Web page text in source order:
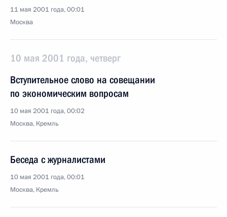
11 мая 2001 года, 00:01
Москва
10 мая 2001 года, четверг
Вступительное слово на совещании
по экономическим вопросам
10 мая 2001 года, 00:02
Москва, Кремль
Беседа с журналистами
10 мая 2001 года, 00:01
Москва, Кремль